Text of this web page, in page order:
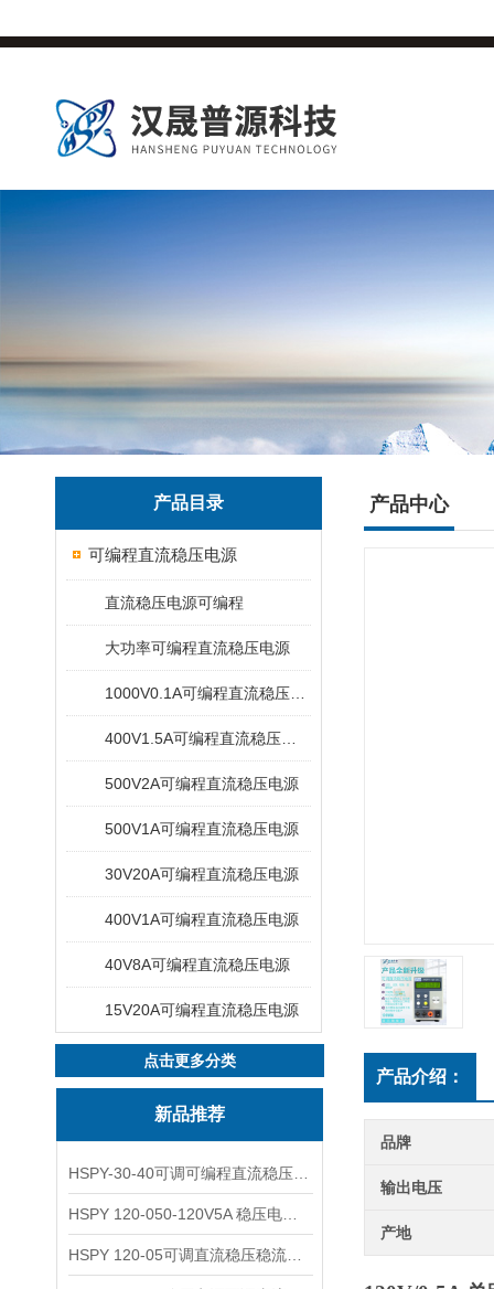
产品目录
可编程直流稳压电源
直流稳压电源可编程
大功率可编程直流稳压电源
500V2A可编程直流稳压电源
500V1A可编程直流稳压电源
30V20A可编程直流稳压电源
400V1A可编程直流稳压电源
40V8A可编程直流稳压电源
15V20A可编程直流稳压电源
点击更多分类
新品推荐
产品中心
产品介绍：
品牌
输出电压
产地